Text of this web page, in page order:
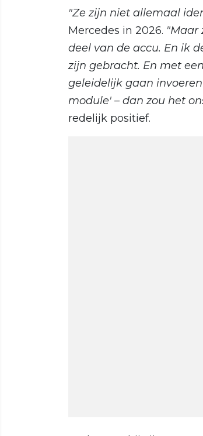
"Ze zijn niet allemaal
Mercedes in 2026. "Maar
deel van de accu. En ik
zijn gebracht. En met
geleidelijk gaan
module' – dan zou het
redelijk positief.